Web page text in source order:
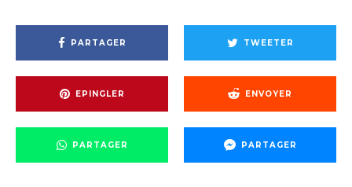
PARTAGER TWEETER
EPINGLER ENVOYER
PARTAGER PARTAGER